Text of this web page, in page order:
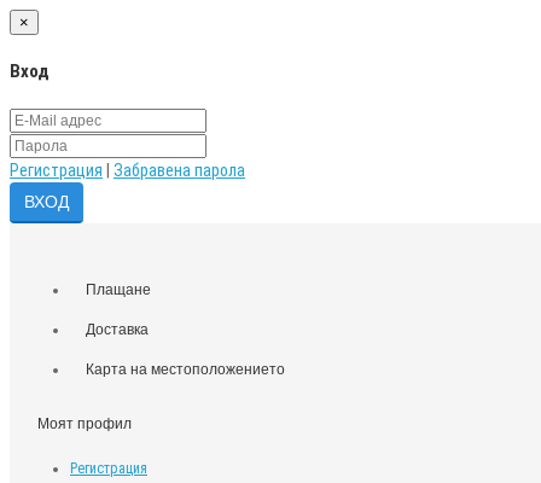
×
Вход
Регистрация Забравена парола
Плащане
Доставка
Карта на местоположението
Моят профил
Регистрация